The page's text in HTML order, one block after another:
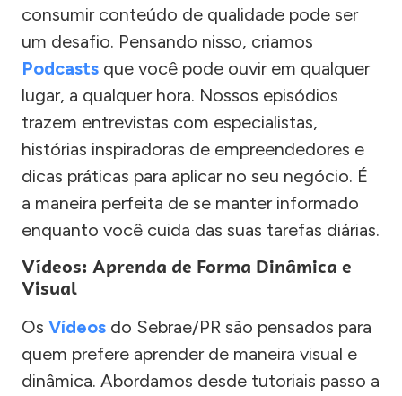
consumir conteúdo de qualidade pode ser
um desafio. Pensando nisso, criamos
Podcasts que você pode ouvir em qualquer
lugar, a qualquer hora. Nossos episódios
trazem entrevistas com especialistas,
histórias inspiradoras de empreendedores e
dicas práticas para aplicar no seu negócio. É
a maneira perfeita de se manter informado
enquanto você cuida das suas tarefas diárias.
Vídeos: Aprenda de Forma Dinâmica e
Visual
Os Vídeos do Sebrae/PR são pensados para
quem prefere aprender de maneira visual e
dinâmica. Abordamos desde tutoriais passo a